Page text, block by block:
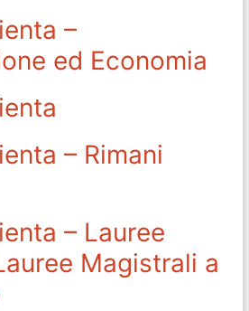
–
ed Economia
– Rimani
– Lauree
Magistrali a